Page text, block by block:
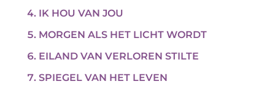
IK HOU VAN JOU
MORGEN ALS HET LICHT WORDT
EILAND VAN VERLOREN STILTE
SPIEGEL VAN HET LEVEN